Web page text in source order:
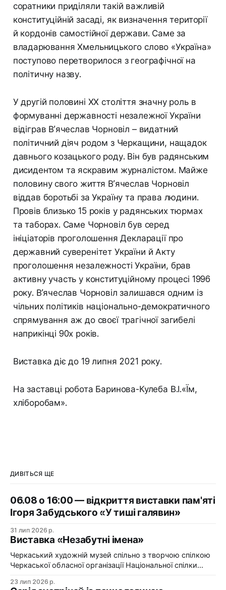
соратники приділяли такій важливій
конституційній засаді, як визначення території
й кордонів самостійної держави. Саме за
владарювання Хмельницького слово «Україна»
поступово перетворилося з географічної на
політичну назву.
У другій половині ХХ століття значну роль в
формуванні державності незалежної України
відіграв В’ячеслав Чорновіл – видатний
політичний діяч родом з Черкащини, нащадок
давнього козацького роду. Він був радянським
дисидентом та яскравим журналістом. Майже
половину свого життя В’ячеслав Чорновіл
віддав боротьбі за Україну та права людини.
Провів близько 15 років у радянських тюрмах
та таборах. Саме Чорновіл був серед
ініціаторів проголошення Декларації про
державний суверенітет України й Акту
проголошення незалежності України, брав
активну участь у конституційному процесі 1996
року. В’ячеслав Чорновіл залишався одним із
чільних політиків національно-демократичного
спрямування аж до своєї трагічної загибелі
наприкінці 90х років.
Виставка діє до 19 липня 2021 року.
На заставці робота Баринова-Кулеба В.І.«Їм,
хліборобам».
ДИВІТЬСЯ ЩЕ
06.08 о 16:00 — відкриття виставки пам'яті
Ігоря Забудського «У тиші галявин»
31 лип 2026 р.
Виставка «Незабутні імена»
Черкаський художній музей спільно з творчою спілкою
Черкаської обласної організації Національної спілки
імена». Виставка «Незабутні імена» — це мистецька
23 лип 2026 р.